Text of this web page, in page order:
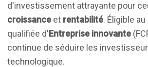
d'investissement attrayante pour
croissance et rentabilité. Éligible
qualifiée d'Entreprise innovante
continue de séduire les
technologique.